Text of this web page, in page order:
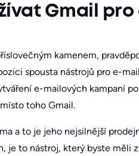
Gmail
kamenem,
spousta nástrojů pro e-
e-mailových kampaní
toho Gmail.
a to je jeho nejsilnější
je to nástroj, který byste měli